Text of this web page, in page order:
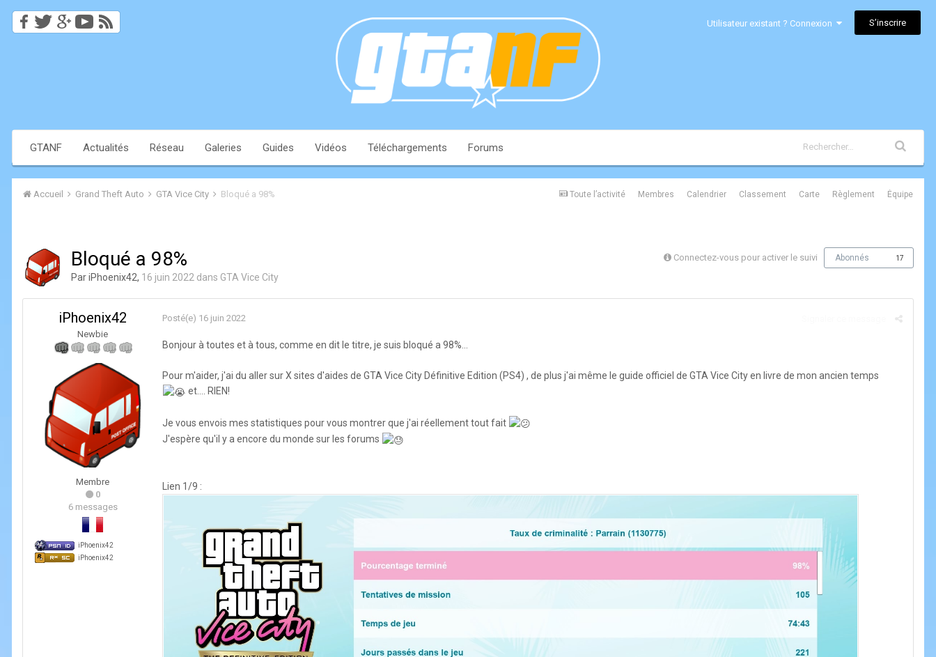
Utilisateur existant ? Connexion S’inscrire
GTANF Actualités Réseau Galeries Guides Vidéos Téléchargements Forums
Toute l’activité Membres Calendrier Classement Carte Règlement Équipe
Accueil Grand Theft Auto GTA Vice City Bloqué a 98%
Connectez-vous pour activer le suivi Abonnés 17
Bloqué a 98%
PariPhoenix42, 16 juin 2022 dans GTA Vice City
iPhoenix42
Newbie
Membre
0
6 messages
iPhoenix42
iPhoenix42
Posté(e) 16 juin 2022
Bonjour à toutes et à tous, comme en dit le titre, je suis bloqué a 98%...
Pour m'aider, j'ai du aller sur X sites d'aides de GTA Vice City Définitive Edition (PS4) , de plus j'ai même le guide officiel de GTA Vice City en livre de mon ancien temps
et.... RIEN!
Je vous envois mes statistiques pour vous montrer que j'ai réellement tout fait
J'espère qu'il y a encore du monde sur les forums
Lien 1/9 :